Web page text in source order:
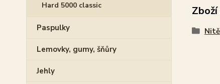
Hard 5000 classic
Paspulky
Lemovky, gumy, šňůry
Jehly
Nitě